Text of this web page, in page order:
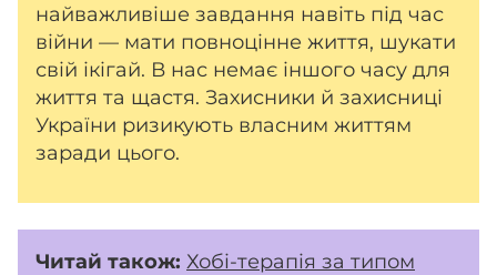
найважливіше завдання навіть під час
війни — мати повноцінне життя, шукати
свій ікігай. В нас немає іншого часу для
життя та щастя. Захисники й захисниці
України ризикують власним життям
заради цього.
Читай також: Хобі-терапія за типом